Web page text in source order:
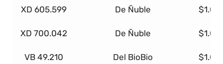
XD 605.599 De Ñuble
XD 700.042 De Ñuble
VB 49.210 Del BioBio